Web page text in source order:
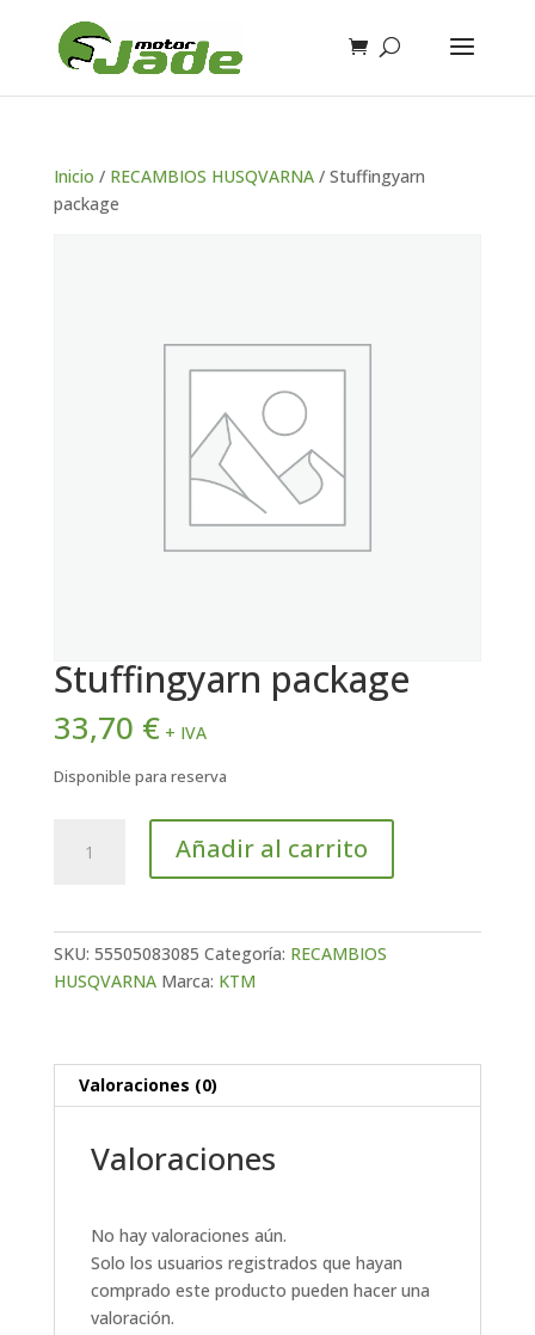
Inicio / RECAMBIOS HUSQVARNA/ Stuffingyarn
package
Stuffingyarn package
33,70 € + IVA
Disponible para reserva
package
Añadir al carrito
SKU: 55505083085 Categoría: RECAMBIOS
HUSQVARNA Marca: KTM
Valoraciones (0)
Valoraciones
No hay valoraciones aún.
Solo los usuarios registrados que hayan
comprado este producto pueden hacer una
valoración.